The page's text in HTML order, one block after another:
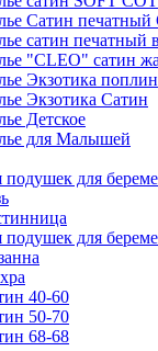
Сатин печатный
сатин печатный
"CLEO" сатин
Экзотика поплин
Экзотика Сатин
Детское
для Малышей
для
подушек для
40-60
50-70
68-68